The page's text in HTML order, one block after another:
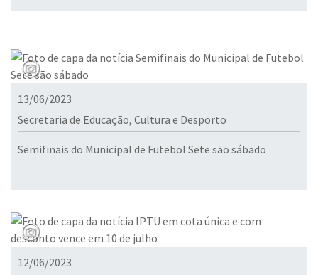
13/06/2023
Secretaria de Educação, Cultura e Desporto
Semifinais do Municipal de Futebol Sete são sábado
12/06/2023